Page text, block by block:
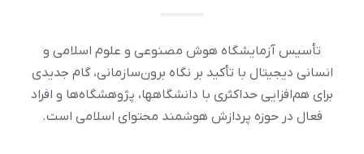
تأسیس آزمایشگاه هوش مصنوعی و علوم اسلامی و
انسانی دیجیتال با تأکید بر نگاه برون‌سازمانی، گام جدیدی
برای هم‌افزایی حداکثری با دانشگاهها، پژوهشگاه‌ها و افراد
فعال در حوزه پردازش هوشمند محتوای اسلامی است.